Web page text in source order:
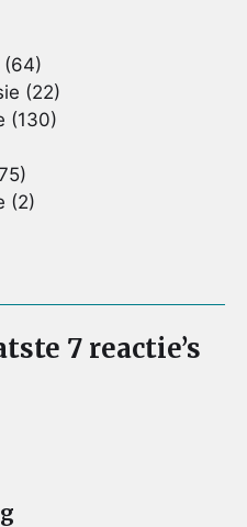
(64)
(22)
(130)
(2)
7 reactie’s